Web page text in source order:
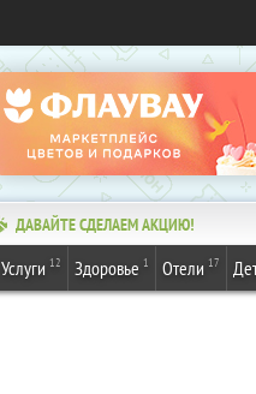
ДАВАЙТЕ СДЕЛАЕМ АКЦИЮ!
Услуги 12 Здоровье 1 Отели 17